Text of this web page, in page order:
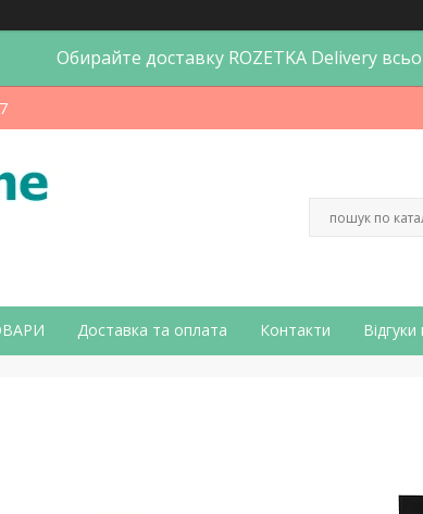
Обирайте доставку ROZETKA Delivery
Доставка та оплата Контакти